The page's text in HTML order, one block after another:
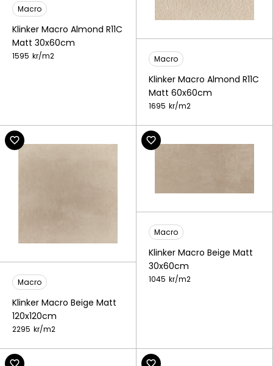
Macro
Klinker Macro Almond R11C
Matt 30x60cm
1595 kr/m2 Macro
Klinker Macro Almond R11C
Matt 60x60cm
1695 kr/m2
Macro
Klinker Macro Beige Matt
120x120cm
2295 kr/m2
Macro
Klinker Macro Beige Matt
30x60cm
1045 kr/m2